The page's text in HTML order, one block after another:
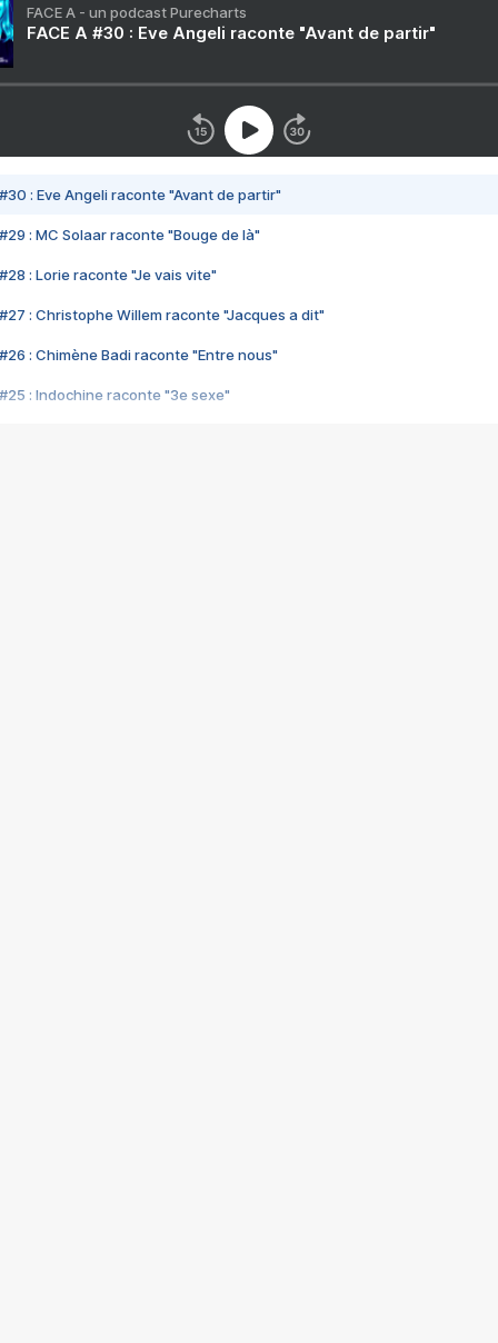
FACE A - un podcast Purecharts
FACE A #30 : Eve Angeli raconte "Avant de partir"
#30 : Eve Angeli raconte "Avant de partir"
#29 : MC Solaar raconte "Bouge de là"
#28 : Lorie raconte "Je vais vite"
#27 : Christophe Willem raconte "Jacques a dit"
#26 : Chimène Badi raconte "Entre nous"
#25 : Indochine raconte "3e sexe"